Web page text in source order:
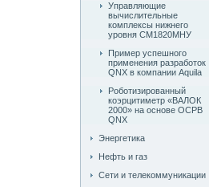
Управляющие
вычислительные
комплексы нижнего
уровня СМ1820МНУ
Пример успешного
применения разработок
QNX в компании Aquila
Роботизированный
коэрцитиметр «ВАЛОК
2000» на основе ОСРВ
QNX
Энергетика
Нефть и газ
Сети и телекоммуникации